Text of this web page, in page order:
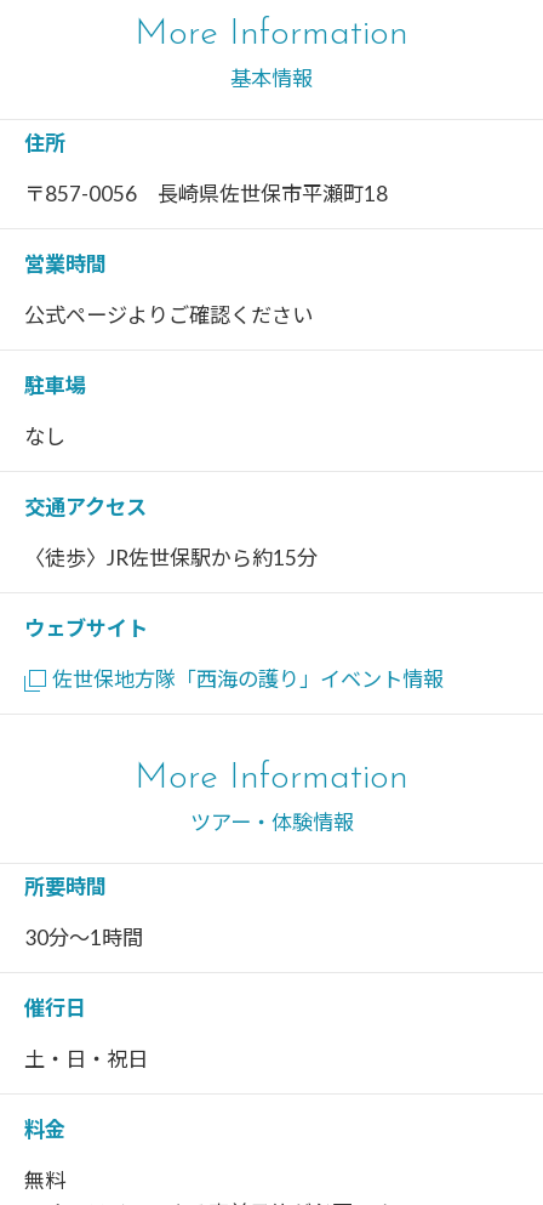
More Information
基本情報
住所
〒857-0056 長崎県佐世保市平瀬町18
営業時間
公式ページよりご確認ください
駐車場
なし
交通アクセス
〈徒歩〉JR佐世保駅から約15分
ウェブサイト
佐世保地方隊「西海の護り」イベント情報
More Information
ツアー・体験情報
所要時間
30分～1時間
催行日
土・日・祝日
料金
無料